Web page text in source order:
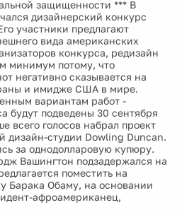
защищенности *** В
дизайнерский конкурс
участники предлагают
вида американских
конкурса, редизайн
минимум потому, что
негативно сказывается на
и имидже США в мире.
вариантам работ -
будут подведены 30 сентября
всего голосов набрал проект
дизайн-студии Dowling Duncan.
за однодолларовую купюру.
Вашингтон подзадержался на
поместить на
Барака Обаму, на основании
афроамериканец,